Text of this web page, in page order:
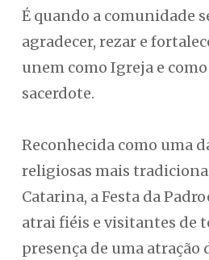
É quando a comunidade
agradecer, rezar e
unem como Igreja e
sacerdote.
Reconhecida como uma
religiosas mais
Catarina, a Festa da
atrai fiéis e visitantes de
presença de uma atração